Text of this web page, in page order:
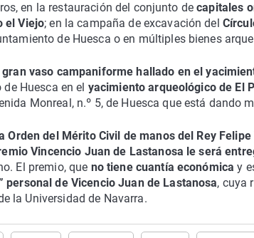
en la restauración del conjunto decapitales
el Viejo; en la campaña de excavación del
de Huesca o en múltiples bienes
gran vaso campaniforme hallado en el
Huesca en el yacimiento arqueológico de El
Monreal, n.º 5, de Huesca que está dando
Orden del Mérito Civil de manos del Rey
Vincencio Juan de Lastanosa le será
El premio, que no tiene cuantía económicay
personal de Vicencio Juan de Lastanosa, cuya
la Universidad de Navarra.